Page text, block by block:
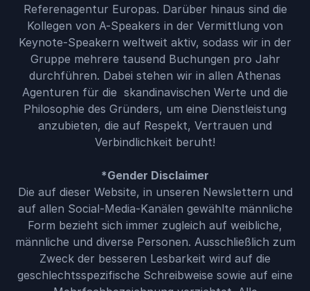
Referenagentur Europas. Darüber hinaus sind die
Kollegen von A-Speakers in der Vermittlung von
Keynote-Speakern weltweit aktiv, sodass wir in der
Gruppe mehrere tausend Buchungen pro Jahr
durchführen. Dabei stehen wir in allen Athenas
Agenturen für die skandinavischen Werte und die
Philosophie des Gründers, um eine Dienstleistung
anzubieten, die auf Respekt, Vertrauen und
Verbindlichkeit beruht!
*Gender Disclaimer
Die auf dieser Website, in unseren Newslettern und
auf allen Social-Media-Kanälen gewählte männliche
Form bezieht sich immer zugleich auf weibliche,
männliche und diverse Personen. Ausschließlich zum
Zweck der besseren Lesbarkeit wird auf die
geschlechtsspezifische Schreibweise sowie auf eine